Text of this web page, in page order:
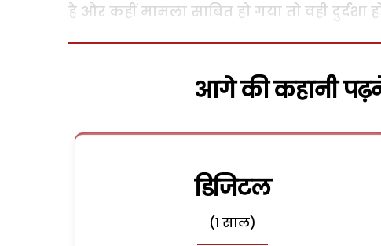
है और कहीं मामला साबित हो गया तो वही दुर्दशा
आगे की कहानी
डिजिटल
(1 साल)